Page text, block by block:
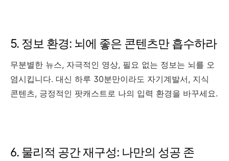
5. 정보 환경: 뇌에 좋은 콘텐츠만 흡수하라
무분별한 뉴스, 자극적인 영상, 필요 없는 정보는 뇌를 오
염시킵니다. 대신 하루 30분만이라도 자기계발서, 지식
콘텐츠, 긍정적인 팟캐스트로 나의 입력 환경을 바꾸세요.
6. 물리적 공간 재구성: 나만의 성공 존